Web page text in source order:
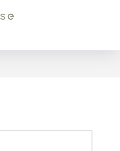
Kuma Base合